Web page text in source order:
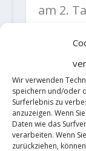
Wir verwenden
speichern und/oder
Surferlebnis zu
anzuzeigen. Wenn
Daten wie das
verarbeiten. Wenn
zurückziehen,
am 2.
„Alten